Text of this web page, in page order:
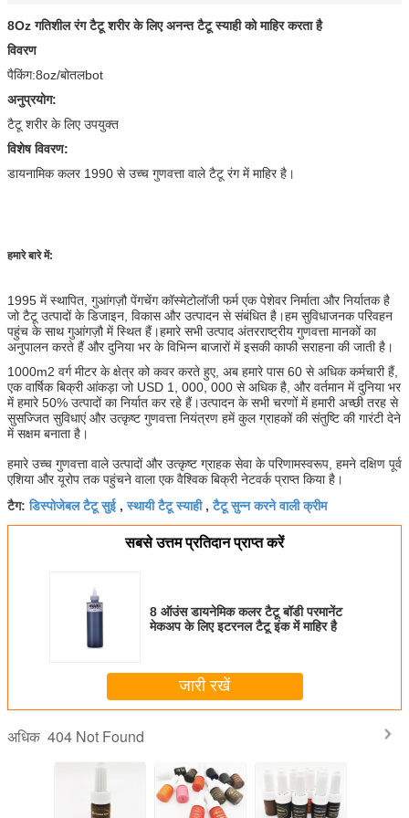
8Oz गतिशील रंग टैटू शरीर के लिए अनन्त टैटू स्याही को माहिर करता है
विवरण
पैकिंग:8oz/बोतलbot
अनुप्रयोग:
टैटू शरीर के लिए उपयुक्त
विशेष विवरण:
डायनामिक कलर 1990 से उच्च गुणवत्ता वाले टैटू रंग में माहिर है।
हमारे बारे में:
1995 में स्थापित, गुआंगज़ौ पेंगचेंग कॉस्मेटोलॉजी फर्म एक पेशेवर निर्माता और निर्यातक है
जो टैटू उत्पादों के डिजाइन, विकास और उत्पादन से संबंधित है।हम सुविधाजनक परिवहन
पहुंच के साथ गुआंगज़ौ में स्थित हैं।हमारे सभी उत्पाद अंतरराष्ट्रीय गुणवत्ता मानकों का
अनुपालन करते हैं और दुनिया भर के विभिन्न बाजारों में इसकी काफी सराहना की जाती है।
1000m2 वर्ग मीटर के क्षेत्र को कवर करते हुए, अब हमारे पास 60 से अधिक कर्मचारी हैं,
एक वार्षिक बिक्री आंकड़ा जो USD 1, 000, 000 से अधिक है, और वर्तमान में दुनिया भर
में हमारे 50% उत्पादों का निर्यात कर रहे हैं।उत्पादन के सभी चरणों में हमारी अच्छी तरह से
सुसज्जित सुविधाएं और उत्कृष्ट गुणवत्ता नियंत्रण हमें कुल ग्राहकों की संतुष्टि की गारंटी देने
में सक्षम बनाता है।
हमारे उच्च गुणवत्ता वाले उत्पादों और उत्कृष्ट ग्राहक सेवा के परिणामस्वरूप, हमने दक्षिण पूर्व
एशिया और यूरोप तक पहुंचने वाला एक वैश्विक बिक्री नेटवर्क प्राप्त किया है।
टैग:डिस्पोजेबल टैटू सुई,स्थायी टैटू स्याही,टैटू सुन्न करने वाली क्रीम
सबसे उत्तम प्रतिदान प्राप्त करें
8 ऑउंस डायनेमिक कलर टैटू बॉडी परमानेंट
मेकअप के लिए इटरनल टैटू इंक में माहिर है
जारी रखें
अधिक 404 Not Found